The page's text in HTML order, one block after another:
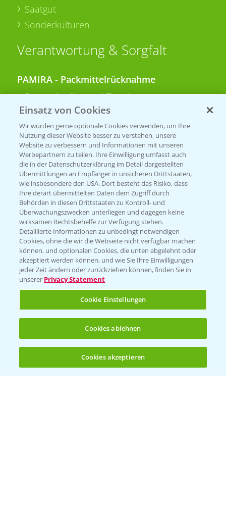
(noch 4)
Saatgut
Sonderkulturen
Verantwortung & Sorgfalt
PAMIRA - Packmittelrücknahme
Sammelstellen und Termine
PRE - Chemikalien sicher entsorgen
Sammelstellen und Termine
Kontakt & Notfall
Beratung auf WhatsApp
T.+49 (0)174 346 564 1
KONTAKT
Hilfe in Notfällen
T.+49 (0)214/30-20220
Folgen Sie uns
Einsatz von Cookies
Wir würden gerne optionale Cookies verwenden, um Ihre
Nutzung dieser Website besser zu verstehen, unsere
Website zu verbessern und Informationen mit unseren
Werbepartnern zu teilen. Ihre Einwilligung umfasst auch
die in der Datenschutzerklärung im Detail dargestellten
Übermittlungen an Empfänger in unsicheren Drittstaaten,
wie insbesondere den USA. Dort besteht das Risiko, dass
Ihre derart übermittelten Daten dem Zugriff durch
Behörden in diesen Drittstaaten zu Kontroll- und
Überwachungszwecken unterliegen und dagegen keine
wirksamen Rechtsbehelfe zur Verfügung stehen.
Detaillierte Informationen zu unbedingt notwendigen
Cookies, ohne die wir die Webseite nicht verfügbar machen
können, und optionalen Cookies, die unten abgelehnt oder
akzeptiert werden können, und wie Sie Ihre Einwilligungen
jeder Zeit ändern oder zurückziehen können, finden Sie in
unserer Privacy Statement
Cookie Einstellungen
Cookies ablehnen
Cookies akzeptieren